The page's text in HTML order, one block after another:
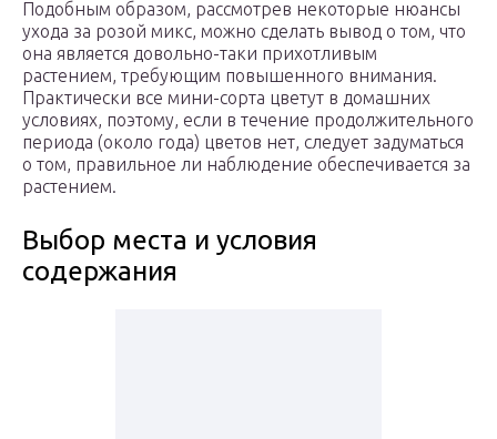
Подобным образом, рассмотрев некоторые нюансы
ухода за розой микс, можно сделать вывод о том, что
она является довольно-таки прихотливым
растением, требующим повышенного внимания.
Практически все мини-сорта цветут в домашних
условиях, поэтому, если в течение продолжительного
периода (около года) цветов нет, следует задуматься
о том, правильное ли наблюдение обеспечивается за
растением.
Выбор места и условия
содержания